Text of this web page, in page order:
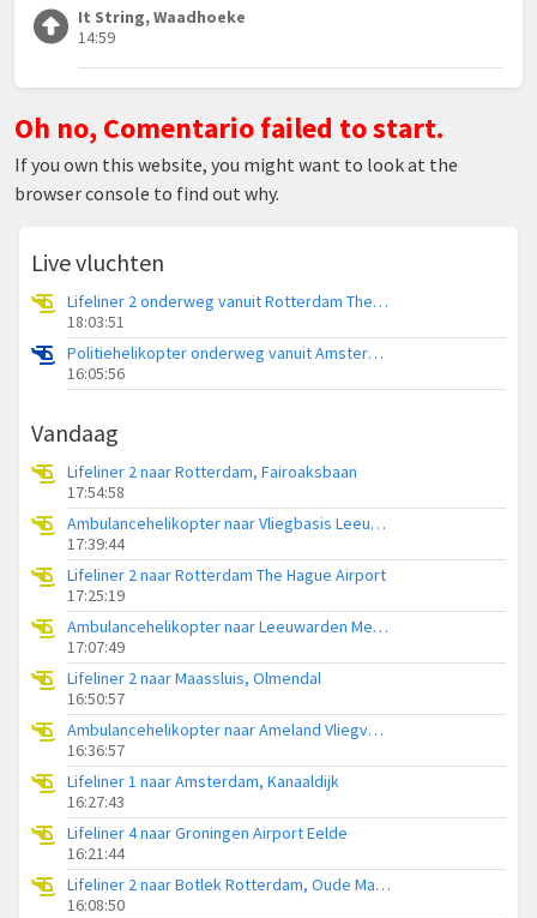
It String, Waadhoeke
14:59
Oh no, Comentario failed to start.
If you own this website, you might want to look at the
browser console to find out why.
Live vluchten
Lifeliner 2 onderweg vanuit Rotterdam The Hague Airport
18:03:51
Politiehelikopter onderweg vanuit Amsterdam Vliegveld Schiphol
16:05:56
Vandaag
Lifeliner 2 naar Rotterdam, Fairoaksbaan
17:54:58
Ambulancehelikopter naar Vliegbasis Leeuwarden
17:39:44
Lifeliner 2 naar Rotterdam The Hague Airport
17:25:19
Ambulancehelikopter naar Leeuwarden Medical Center Heliport
17:07:49
Lifeliner 2 naar Maassluis, Olmendal
16:50:57
Ambulancehelikopter naar Ameland Vliegveld Ballum
16:36:57
Lifeliner 1 naar Amsterdam, Kanaaldijk
16:27:43
Lifeliner 4 naar Groningen Airport Eelde
16:21:44
Lifeliner 2 naar Botlek Rotterdam, Oude Maasweg
16:08:50